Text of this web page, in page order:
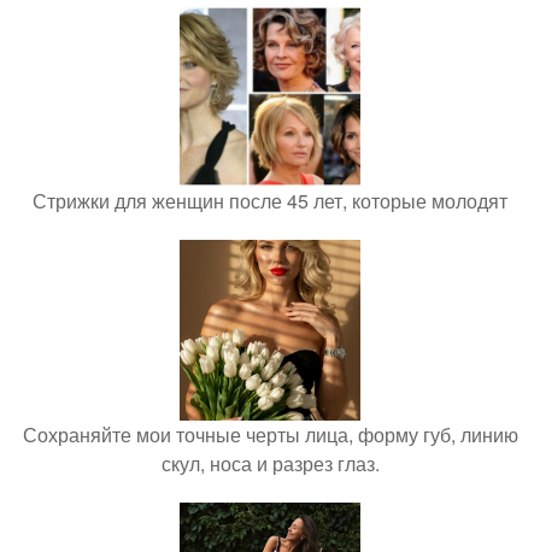
Стрижки для женщин после 45 лет, которые молодят
Сохраняйте мои точные черты лица, форму губ, линию
скул, носа и разрез глаз.